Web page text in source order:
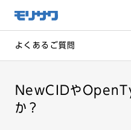
メ
ニュー
飛ばし
へ移動
よくあるご質問
NewCIDや
か？